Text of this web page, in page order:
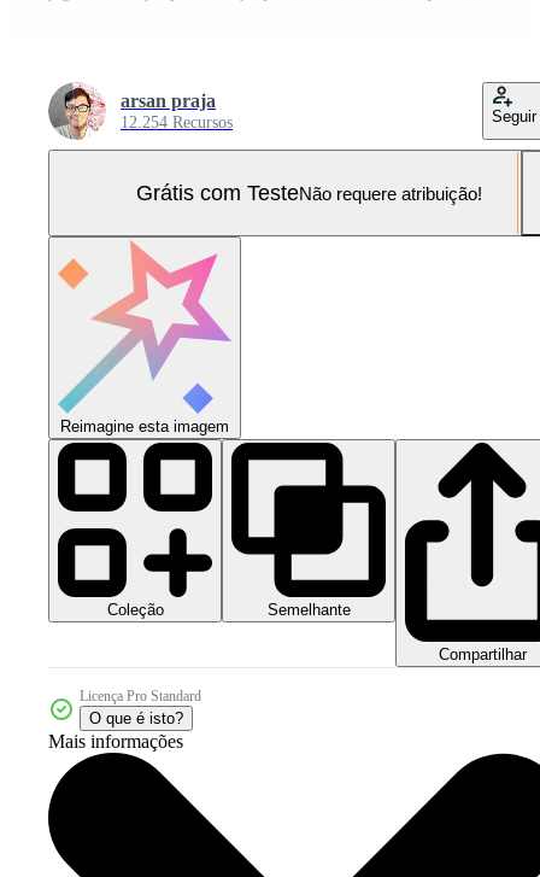
arsan praja
12.254 Recursos Seguir
Grátis com TesteNão requere atribuição!
Reimagine esta imagem
Coleção Semelhante
Compartilhar
Licença Pro Standard
O que é isto?
Mais informações